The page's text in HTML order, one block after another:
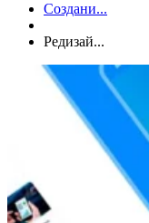
Создани...
Редизай...